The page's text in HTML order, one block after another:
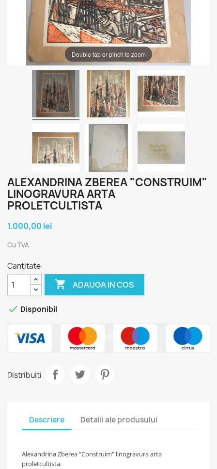
Double tap or pinch to zoom
ALEXANDRINA ZBEREA "CONSTRUIM"
LINOGRAVURA ARTA
PROLETCULTISTA
1.000,00 lei
Cu TVA
Cantitate
 ADAUGA IN COS
 Disponibil
Distribuiti
Descriere Detalii ale produsului
Alexandrina Zberea "Construim" linogravura arta
proletcultista.